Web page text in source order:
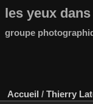
les yeux
groupe
Accueil / Thierry